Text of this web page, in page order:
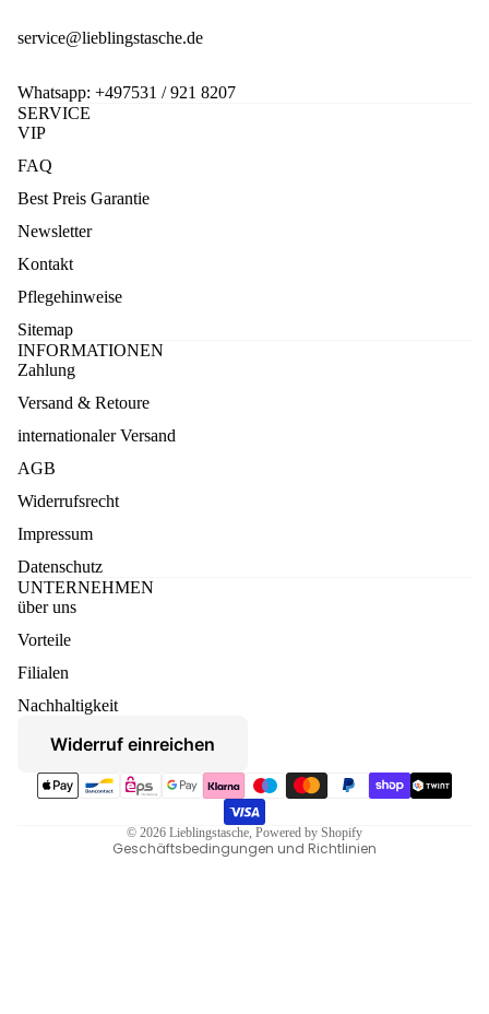
service@lieblingstasche.de
Whatsapp: +497531 / 921 8207
SERVICE
VIP
FAQ
Best Preis Garantie
Newsletter
Kontakt
Pflegehinweise
Sitemap
INFORMATIONEN
Zahlung
Versand & Retoure
internationaler Versand
AGB
Widerrufsrecht
Impressum
Datenschutz
UNTERNEHMEN
über uns
Vorteile
Filialen
Nachhaltigkeit
Widerruf einreichen
Zahlungsmethoden
© 2026 Lieblingstasche, Powered by Shopify
Geschäftsbedingungen und Richtlinien
Kontaktinformationen